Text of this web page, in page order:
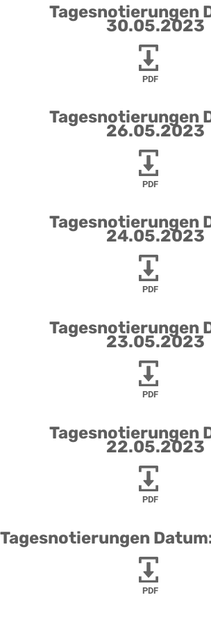
Tagesnotierungen
30.05.2023
PDF
Tagesnotierungen
26.05.2023
PDF
Tagesnotierungen
24.05.2023
PDF
Tagesnotierungen
23.05.2023
PDF
Tagesnotierungen
22.05.2023
PDF
Tagesnotierungen
PDF